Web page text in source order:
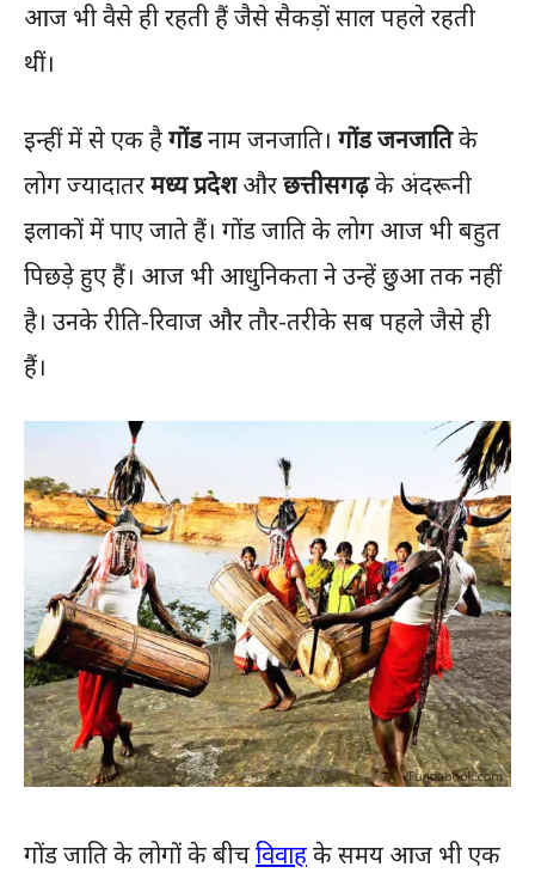
आज भी वैसे ही रहती हैं जैसे सैकड़ों साल पहले रहती
थीं।
इन्हीं में से एक हैगोंडनाम जनजाति। गोंड जनजातिके
लोग ज्यादातरमध्य प्रदेशऔरछत्तीसगढ़के अंदरूनी
इलाकों में पाए जाते हैं। गोंड जाति के लोग आज भी बहुत
पिछड़े हुए हैं। आज भी आधुनिकता ने उन्हें छुआ तक नहीं
है। उनके रीति-रिवाज और तौर-तरीके सब पहले जैसे ही
हैं।
गोंड जाति के लोगों के बीचविवाहके समय आज भी एक